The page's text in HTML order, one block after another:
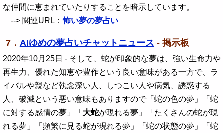
な仲間に恵まれていたりすることを暗示しています。
--> 関連URL：怖い夢の夢占い
7． AIゆめの夢占いチャットニュース - 掲示板
2020年10月25日 - そして、蛇が印象的な夢は、強い生命力や
再生力、優れた知恵や豊作という良い意味がある一方で、ラ
イバルや親など執念深い人、しつこい人や病気、誘惑する
人、破滅という悪い意味もありますので「蛇の色の夢」「蛇
に対する感情の夢」「 大蛇が現れる夢」「たくさんの蛇が現
れる夢」「頻繁に見る蛇が現れる夢」「蛇の状態の夢」「蛇